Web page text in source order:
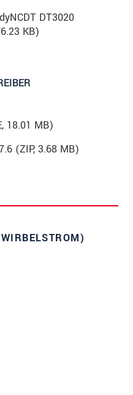
DT3020
KB)
, 18.01 MB)
(ZIP, 3.68 MB)